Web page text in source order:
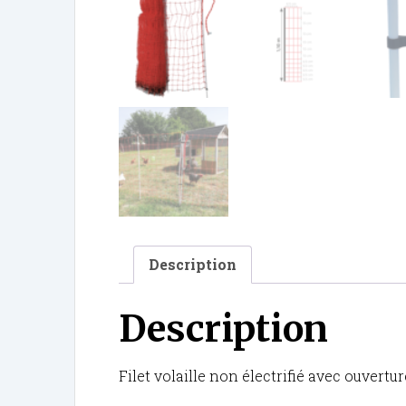
Description
Description
Filet volaille non électrifié avec